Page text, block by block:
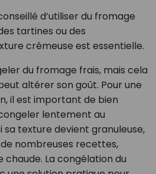
d’utiliser du fromage
tartines ou des
crémeuse est essentielle.
du fromage frais, mais cela
altérer son goût. Pour une
il est important de bien
lentement au
texture devient granuleuse,
nombreuses recettes,
La congélation du